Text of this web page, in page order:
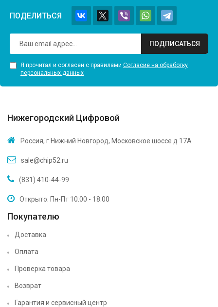
ПОДЕЛИТЬСЯ
ПОДПИСАТЬСЯ
Я прочитал и согласен с правилами Согласие на обработку
персональных данных
Нижегородский Цифровой
Россия, г.Нижний Новгород, Московское шоссе д 17А
sale@chip52.ru
(831) 410-44-99
Открыто: Пн-Пт 10:00 - 18:00
Покупателю
Доставка
Оплата
Проверка товара
Возврат
Гарантия и сервисный центр